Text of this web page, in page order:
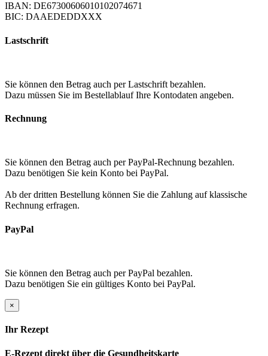
IBAN: DE67300606010102074671
BIC: DAAEDEDDXXX
Lastschrift
Sie können den Betrag auch per Lastschrift bezahlen.
Dazu müssen Sie im Bestellablauf Ihre Kontodaten angeben.
Rechnung
Sie können den Betrag auch per PayPal-Rechnung bezahlen.
Dazu benötigen Sie kein Konto bei PayPal.
Ab der dritten Bestellung können Sie die Zahlung auf klassische
Rechnung erfragen.
PayPal
Sie können den Betrag auch per PayPal bezahlen.
Dazu benötigen Sie ein gültiges Konto bei PayPal.
×
Ihr Rezept
E-Rezept direkt über die Gesundheitskarte